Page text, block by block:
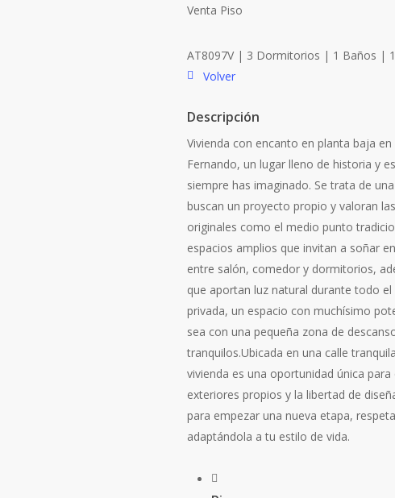
Venta Piso
AT8097V | 3 Dormitorios | 1 Baños |
Volver
Descripción
Vivienda con encanto en planta baja
Fernando, un lugar lleno de historia y
siempre has imaginado. Se trata de
buscan un proyecto propio y valoran
originales como el medio punto
espacios amplios que invitan a soñar
entre salón, comedor y dormitorios,
que aportan luz natural durante todo el
privada, un espacio con muchísimo
sea con una pequeña zona de
tranquilos. ​ Ubicada en una calle
vivienda es una oportunidad única
exteriores propios y la libertad de
para empezar una nueva etapa,
adaptándola a tu estilo de vida.